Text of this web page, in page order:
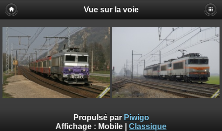
Vue sur la voie
Propulsé par Piwigo
Affichage : Mobile Classique